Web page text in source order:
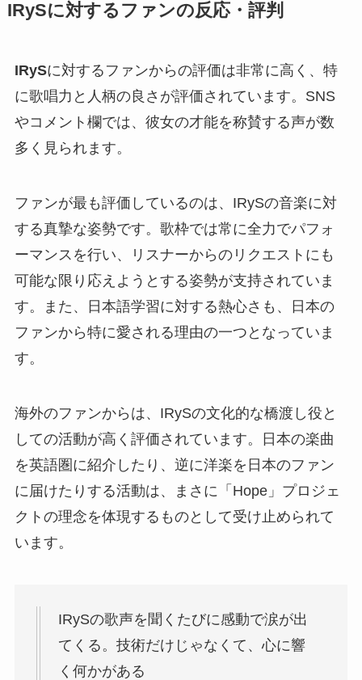
IRySに対するファンの反応・評判
IRySに対するファンからの評価は非常に高く、特
に歌唱力と人柄の良さが評価されています。SNS
やコメント欄では、彼女の才能を称賛する声が数
多く見られます。
ファンが最も評価しているのは、IRySの音楽に対
する真摯な姿勢です。歌枠では常に全力でパフォ
ーマンスを行い、リスナーからのリクエストにも
可能な限り応えようとする姿勢が支持されていま
す。また、日本語学習に対する熱心さも、日本の
ファンから特に愛される理由の一つとなっていま
す。
海外のファンからは、IRySの文化的な橋渡し役と
しての活動が高く評価されています。日本の楽曲
を英語圏に紹介したり、逆に洋楽を日本のファン
に届けたりする活動は、まさに「Hope」プロジェ
クトの理念を体現するものとして受け止められて
います。
IRySの歌声を聞くたびに感動で涙が出
てくる。技術だけじゃなくて、心に響
く何かがある